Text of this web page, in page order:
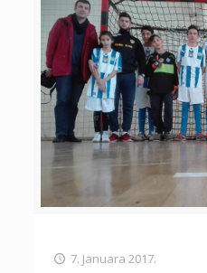
7. Januara 2017.